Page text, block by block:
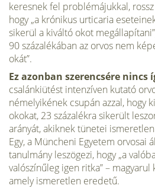
keres­nek fel problémájukkal,
hogy „a krónikus urticaria
sikerül a kiváltó okot
90 százalé­kában az orvos nem
okát”.
Ez azonban szerencsére nincs
csalánkiütést intenzíven kutató
némelyikének csupán azzal, hogy
okokat, 23 százalékra sikerült
arányát, akiknek tünetei
Egy, a Müncheni Egyetem orvosai
tanulmány leszögezi, hogy „a
valószínűleg igen ritka” – magyarul
amely ismeretlen eredetű.